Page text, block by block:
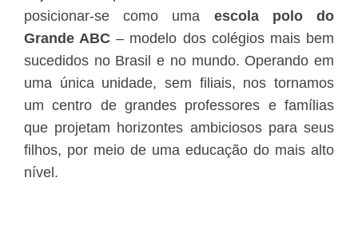
posicionar-se como uma escola polo do
Grande ABC – modelo dos colégios mais bem
sucedidos no Brasil e no mundo. Operando em
uma única unidade, sem filiais, nos tornamos
um centro de grandes professores e famílias
que projetam horizontes ambiciosos para seus
filhos, por meio de uma educação do mais alto
nível.